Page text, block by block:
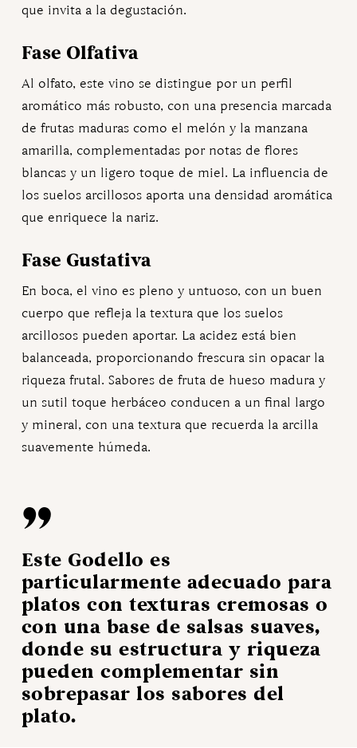
que invita a la degustación.
Fase Olfativa
Al olfato, este vino se distingue por un perfil
aromático más robusto, con una presencia marcada
de frutas maduras como el melón y la manzana
amarilla, complementadas por notas de flores
blancas y un ligero toque de miel. La influencia de
los suelos arcillosos aporta una densidad aromática
que enriquece la nariz.
Fase Gustativa
En boca, el vino es pleno y untuoso, con un buen
cuerpo que refleja la textura que los suelos
arcillosos pueden aportar. La acidez está bien
balanceada, proporcionando frescura sin opacar la
riqueza frutal. Sabores de fruta de hueso madura y
un sutil toque herbáceo conducen a un final largo
y mineral, con una textura que recuerda la arcilla
suavemente húmeda.
”
Este Godello es
particularmente adecuado para
platos con texturas cremosas o
con una base de salsas suaves,
donde su estructura y riqueza
pueden complementar sin
sobrepasar los sabores del
plato.